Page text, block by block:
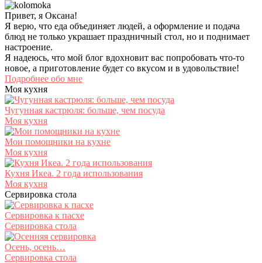
Привет, я Оксана!
Я верю, что еда объединяет людей, а оформление и подача
блюд не только украшает праздничный стол, но и поднимает
настроение.
Я надеюсь, что мой блог вдохновит вас попробовать что-то
новое, а приготовление будет со вкусом и в удовольствие!
Подробнее обо мне
Моя кухня
Чугунная кастрюля: больше, чем посуда
Моя кухня
Мои помощники на кухне
Моя кухня
Кухня Икеа. 2 года использования
Моя кухня
Сервировка стола
Сервировка к пасхе
Сервировка стола
Осень, осень…
Сервировка стола